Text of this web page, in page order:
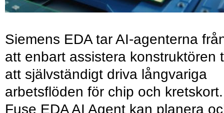
Siemens EDA tar AI-agenterna
att enbart assistera konstruktören
att självständigt driva långvariga
arbetsflöden för chip och kretskort.
Fuse EDA AI Agent kan planera